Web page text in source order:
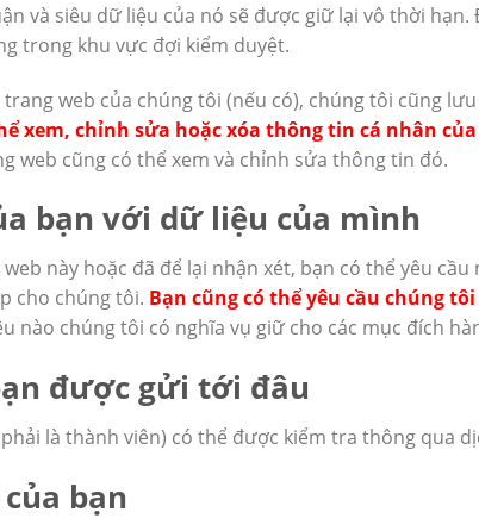
và siêu dữ liệu của nó sẽ được giữ lại vô thời
trong khu vực đợi kiểm duyệt.
web của chúng tôi (nếu có), chúng tôi cũng
xem, chỉnh sửa hoặc xóa thông tin cá nhân
web cũng có thể xem và chỉnh sửa thông tin đó.
bạn với dữ liệu của mình
này hoặc đã để lại nhận xét, bạn có thể yêu
cho chúng tôi. Bạn cũng có thể yêu cầu chúng
nào chúng tôi có nghĩa vụ giữ cho các mục đích
được gửi tới đâu
là thành viên) có thể được kiểm tra thông qua
bạn